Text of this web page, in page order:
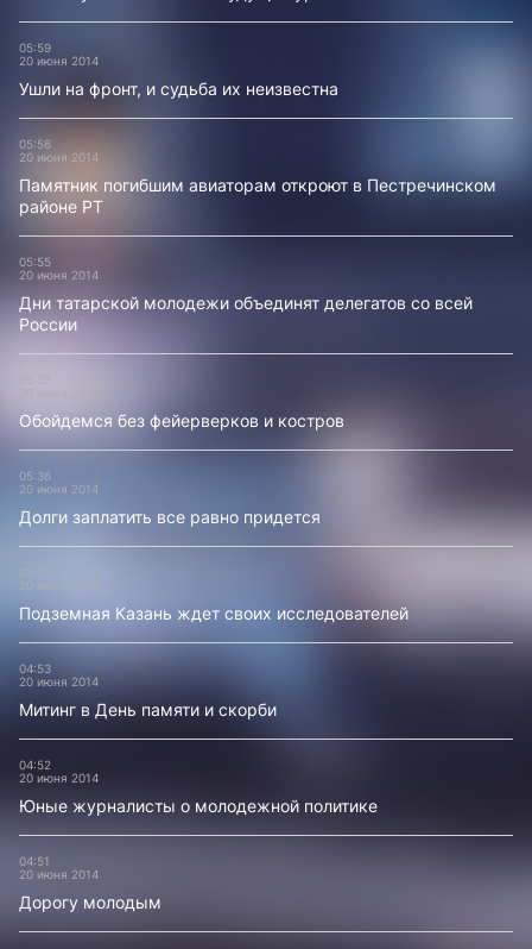
05:59
20 июня 2014
Ушли на фронт, и судьба их неизвестна
05:56
20 июня 2014
Памятник погибшим авиаторам откроют в Пестречинском
районе РТ
05:55
20 июня 2014
Дни татарской молодежи объединят делегатов со всей
России
05:37
20 июня 2014
Обойдемся без фейерверков и костров
05:36
20 июня 2014
Долги заплатить все равно придется
20 июня 2014
Подземная Казань ждет своих исследователей
04:53
20 июня 2014
Митинг в День памяти и скорби
04:52
20 июня 2014
Юные журналисты о молодежной политике
04:51
20 июня 2014
Дорогу молодым